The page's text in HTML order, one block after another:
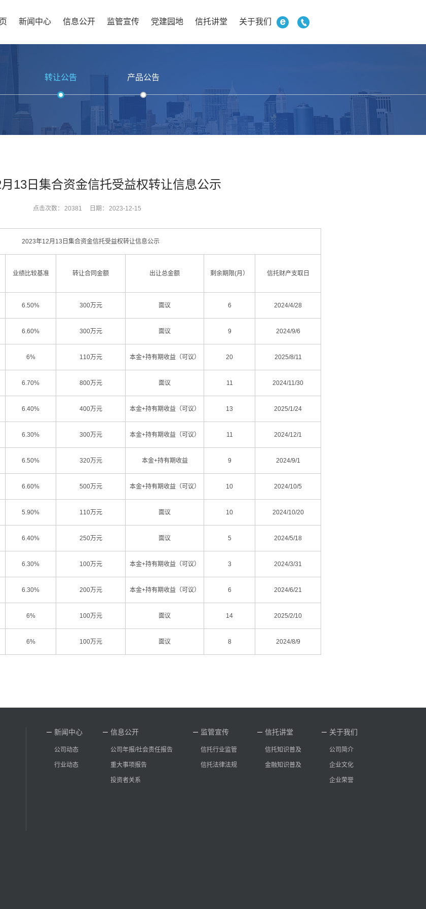
新闻中心 信息公开 监管宣传 党建园地 信托讲堂 关于我们
转让公告 产品公告
13日集合资金信托受益权转让信息公示
点击次数： 20381 日期： 2023-12-15
2023年12月13日集合资金信托受益权转让信息公示
业绩比较基准 转让合同金额 出让总金额 剩余期限(月） 信托财产支取日
6.50% 300万元 面议 6 2024/4/28
6.60% 300万元 面议 9 2024/9/6
6% 110万元 本金+持有期收益（可议） 20 2025/8/11
6.70% 800万元 面议 11 2024/11/30
6.40% 400万元 本金+持有期收益（可议） 13 2025/1/24
6.30% 300万元 本金+持有期收益（可议） 11 2024/12/1
6.50% 320万元 本金+持有期收益 9 2024/9/1
6.60% 500万元 本金+持有期收益（可议） 10 2024/10/5
5.90% 110万元 面议 10 2024/10/20
6.40% 250万元 面议 5 2024/5/18
6.30% 100万元 本金+持有期收益（可议） 3 2024/3/31
6.30% 200万元 本金+持有期收益（可议） 6 2024/6/21
6% 100万元 面议 14 2025/2/10
6% 100万元 面议 8 2024/8/9
新闻中心
公司动态
行业动态
信息公开
公司年报/社会责任报告
重大事项报告
投资者关系
监管宣传
信托行业监管
信托法律法规
信托讲堂
信托知识普及
金融知识普及
关于我们
公司简介
企业文化
企业荣誉